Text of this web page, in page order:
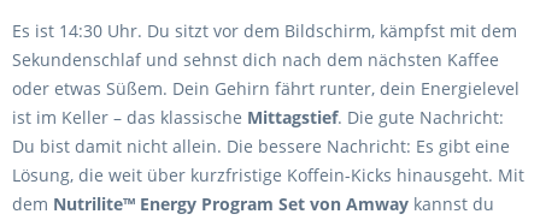
Es ist 14:30 Uhr. Du sitzt vor dem Bildschirm, kämpfst mit dem
Sekundenschlaf und sehnst dich nach dem nächsten Kaffee
oder etwas Süßem. Dein Gehirn fährt runter, dein Energielevel
ist im Keller – das klassische Mittagstief. Die gute Nachricht:
Du bist damit nicht allein. Die bessere Nachricht: Es gibt eine
Lösung, die weit über kurzfristige Koffein-Kicks hinausgeht. Mit
dem Nutrilite™ Energy Program Set von Amway kannst du